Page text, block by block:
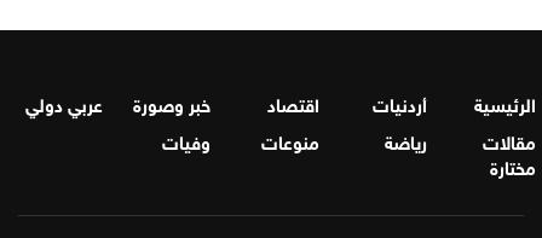
الرئيسية أردنيات اقتصاد خبر وصورة
عربي دولي
مقالات
مختارة
رياضة منوعات وفيات